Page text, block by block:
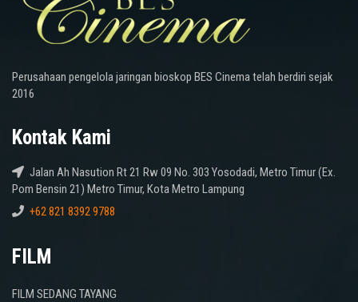
Perusahaan pengelola jaringan bioskop BES Cinema telah berdiri sejak
2016
Kontak Kami
Jalan Ah Nasution Rt 21 Rw 09 No. 303 Yosodadi, Metro Timur (Ex.
Pom Bensin 21) Metro Timur, Kota Metro Lampung
+62 821 8392 9788
FILM
FILM SEDANG TAYANG